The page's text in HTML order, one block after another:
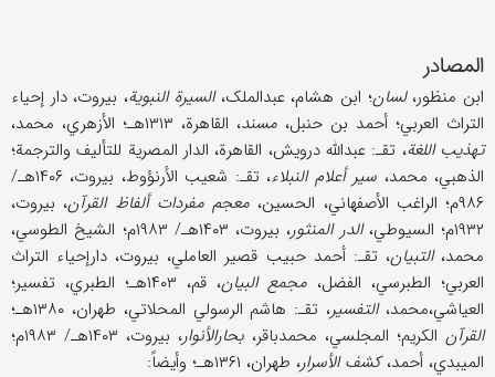
المصادر
ابن منظور،لسان؛ ابن هشام، عبدالملک،السیرة النبویة، بیروت، دار إحیاء
التراث العربي؛ أحمد بن حنبل، مسند، القاهرة، ۱۳۱۳هـ؛ الأزهري، محمد،
تهذیب اللغة، تقـ: عبدالله درویش، القاهرة، الدار المصریة للتألیف والترجمة؛
الذهبي، محمد، سیر أعلام النبلاء
، تقـ: شعیب الأرنؤوط، بیروت، ۱۴۰۶هـ/
۹۸۶م؛ الراغب الأصفهاني، الحسین،
معجم مفردات ألفاظ القرآن، بیروت،
۱۹۳۲م؛ السیوطي،
الدر المنثور
، بیروت، ۱۴۰۳هـ/ ۱۹۸۳م؛ الشیخ الطوسي،
محمد،التبیان، تقـ: أحمد حبیب قصیر العاملي، بیروت، دارإحیاء التراث
العربي؛ الطبرسي، الفضل، مجمع البیان
، قم، ۱۴۰۳هـ؛ الطبري، تفسیر؛
العیاشي،محمد،التفسیر، تقـ: هاشم الرسولي المحلاتي، طهران، ۱۳۸۰هـ؛
القرآن الکریم؛ المجلسي، محمدباقر، بحارالأنوار
، بیروت، ۱۴۰۳هـ/ ۱۹۸۳م؛
المیبدي، أحمد،کشف الأسرار، طهران، ۱۳۶۱هـ؛ وأیضاً: